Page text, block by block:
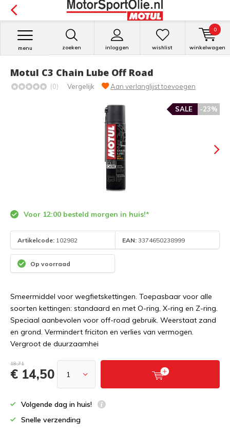
zoeken inloggen
menu wishlist winkelwagen
0
Motul C3 Chain Lube Off Road
(0) Vergelijk Aan verlanglijst toevoegen
-23%
SALE
Voor 12:00 besteld morgen in huis!*
Artikelcode: 102982 EAN: 3374650238999
Op voorraad
Smeermiddel voor wegfietskettingen. Toepasbaar voor alle
soorten kettingen: standaard en met O-ring, X-ring en Z-ring.
Speciaal aanbevolen voor off-road gebruik. Weerstaat zand
en grond. Vermindert friciton en verlies van vermogen.
Vergroot de duurzaamhei
18,71
€ 14,50
Volgende dag in huis!
Snelle verzending